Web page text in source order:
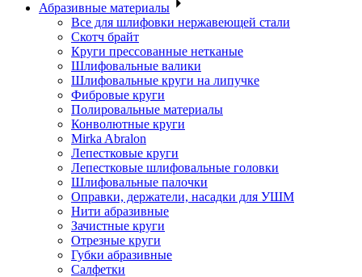
Абразивные материалы
Все для шлифовки нержавеющей стали
Скотч брайт
Круги прессованные нетканые
Шлифовальные валики
Шлифовальные круги на липучке
Фибровые круги
Полировальные материалы
Конволютные круги
Mirka Abralon
Лепестковые круги
Лепестковые шлифовальные головки
Шлифовальные палочки
Оправки, держатели, насадки для УШМ
Нити абразивные
Зачистные круги
Отрезные круги
Губки абразивные
Салфетки